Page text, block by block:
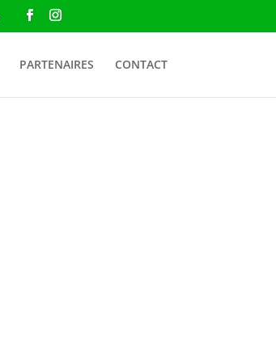
PARTENAIRES CONTACT